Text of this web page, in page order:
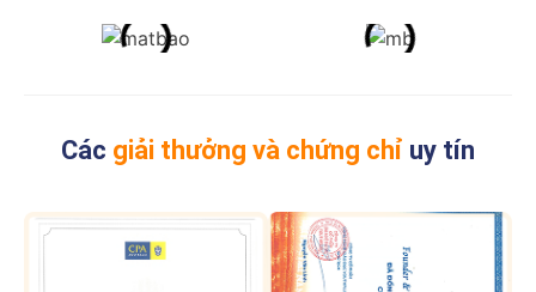
Các giải thưởng và chứng chỉ uy tín